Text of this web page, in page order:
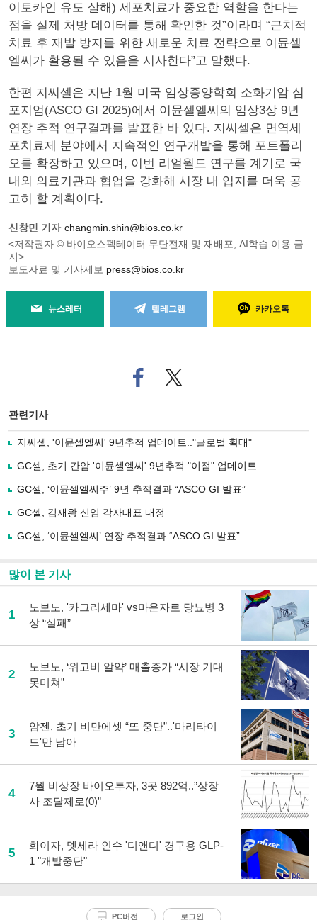
이토카인 유도 살해) 세포치료가 중요한 역할을 한다는
점을 실제 처방 데이터를 통해 확인한 것”이라며 “근치적
치료 후 재발 방지를 위한 새로운 치료 전략으로 이뮨셀
엘씨가 활용될 수 있음을 시사한다”고 말했다.
한편 지씨셀은 지난 1월 미국 임상종양학회 소화기암 심
포지엄(ASCO GI 2025)에서 이뮨셀엘씨의 임상3상 9년
연장 추적 연구결과를 발표한 바 있다. 지씨셀은 면역세
포치료제 분야에서 지속적인 연구개발을 통해 포트폴리
오를 확장하고 있으며, 이번 리얼월드 연구를 계기로 국
내외 의료기관과 협업을 강화해 시장 내 입지를 더욱 공
고히 할 계획이다.
신창민 기자 changmin.shin@bios.co.kr
<저작권자 © 바이오스펙테이터 무단전재 및 재배포, AI학습 이용 금
지>
보도자료 및 기사제보 press@bios.co.kr
뉴스레터 텔레그램 카카오톡
페
이
로
기
사
유
기
트위
터로
관련기사
지씨셀, '이뮨셀엘씨' 9년추적 업데이트.."글로벌 확대"
GC셀, 초기 간암 '이뮨셀엘씨' 9년추적 "이점" 업데이트
GC셀, ‘이뮨셀엘씨주’ 9년 추적결과 “ASCO GI 발표”
GC셀, 김재왕 신임 각자대표 내정
GC셀, ‘이뮨셀엘씨’ 연장 추적결과 “ASCO GI 발표”
많이 본 기사
1
노보노, '카그리세마' vs마운자로 당뇨병 3
상 “실패”
2
노보노, ‘위고비 알약’ 매출증가 “시장 기대
못미쳐”
3
암젠, 초기 비만에셋 “또 중단”..'마리타이
드'만 남아
4
7월 비상장 바이오투자, 3곳 892억..”상장
사 조달제로(0)”
5
화이자, 멧세라 인수 '디앤디' 경구용 GLP-
1 "개발중단"
PC버전 로그인